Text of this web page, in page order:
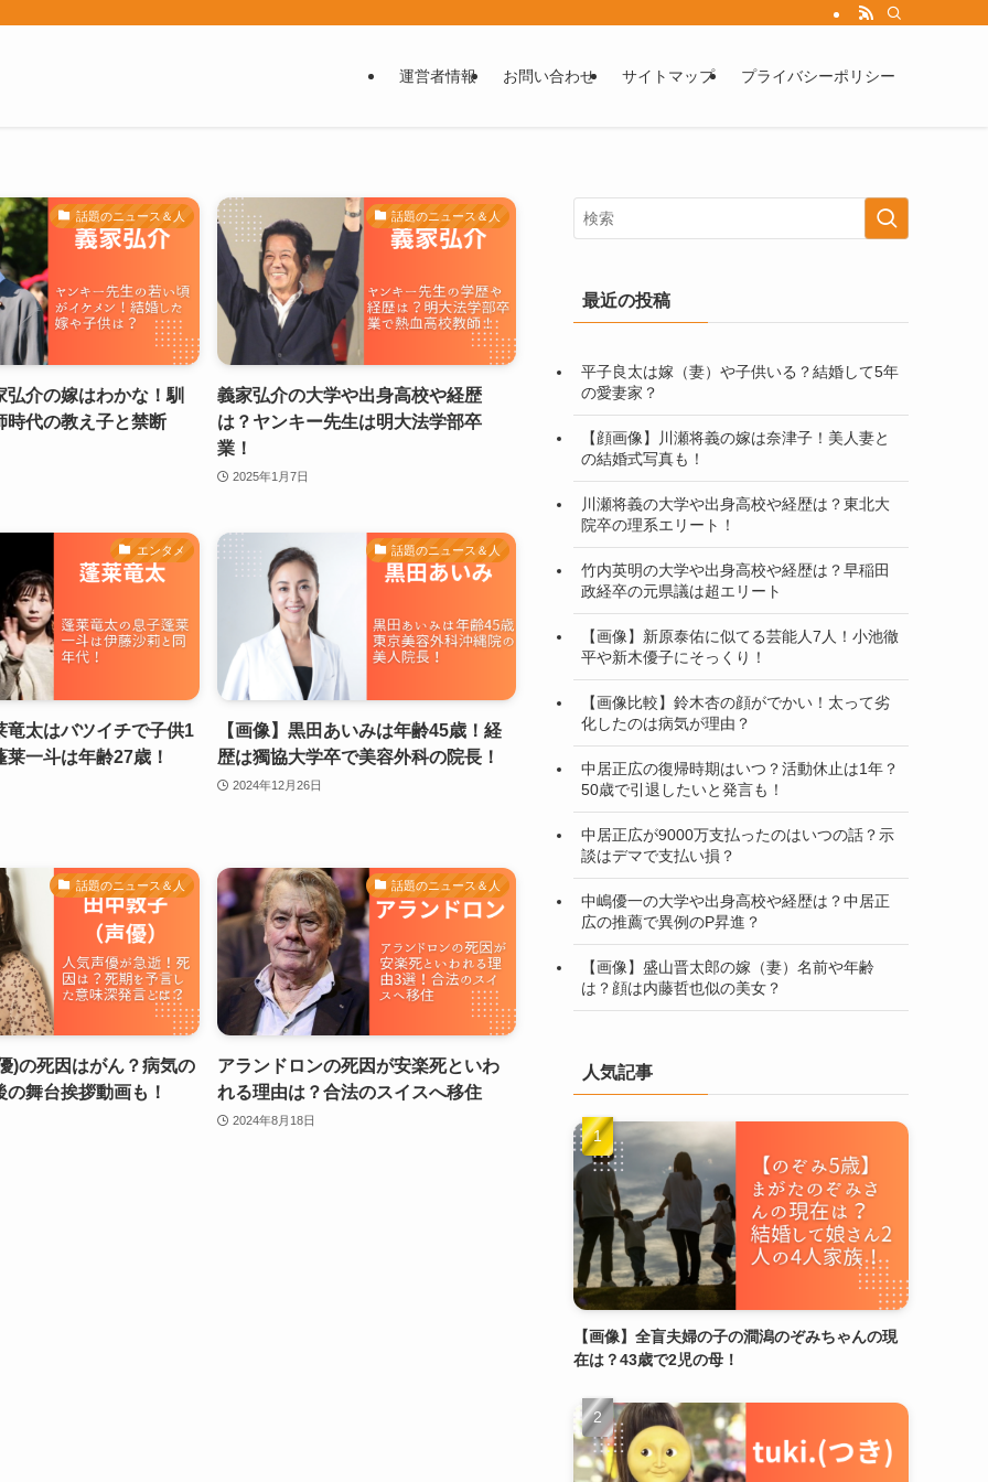
運営者情報 お問い合わせ サイトマップ プライバシーポリシー
話題のニュース＆人
弘介の嫁はわかな！馴
時代の教え子と禁断
話題のニュース＆人
義家弘介の大学や出身高校や経歴
は？ヤンキー先生は明大法学部卒
業！
2025年1月7日
エンタメ
竜太はバツイチで子供1
一斗は年齢27歳！
話題のニュース＆人
【画像】黒田あいみは年齢45歳！経
歴は獨協大学卒で美容外科の院長！
2024年12月26日
話題のニュース＆人
)の死因はがん？病気の
舞台挨拶動画も！
話題のニュース＆人
アランドロンの死因が安楽死といわ
れる理由は？合法のスイスへ移住
2024年8月18日
最近の投稿
平子良太は嫁（妻）や子供いる？結婚して5年
の愛妻家？
【顔画像】川瀬将義の嫁は奈津子！美人妻と
の結婚式写真も！
川瀬将義の大学や出身高校や経歴は？東北大
院卒の理系エリート！
竹内英明の大学や出身高校や経歴は？早稲田
政経卒の元県議は超エリート
【画像】新原泰佑に似てる芸能人7人！小池徹
平や新木優子にそっくり！
【画像比較】鈴木杏の顔がでかい！太って劣
化したのは病気が理由？
中居正広の復帰時期はいつ？活動休止は1年？
50歳で引退したいと発言も！
中居正広が9000万支払ったのはいつの話？示
談はデマで支払い損？
中嶋優一の大学や出身高校や経歴は？中居正
広の推薦で異例のP昇進？
【画像】盛山晋太郎の嫁（妻）名前や年齢
は？顔は内藤哲也似の美女？
人気記事
【画像】全盲夫婦の子の澗潟のぞみちゃんの現
在は？43歳で2児の母！